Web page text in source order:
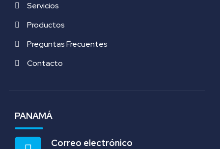
Servicios
Productos
Preguntas Frecuentes
Contacto
PANAMÁ
Correo electrónico